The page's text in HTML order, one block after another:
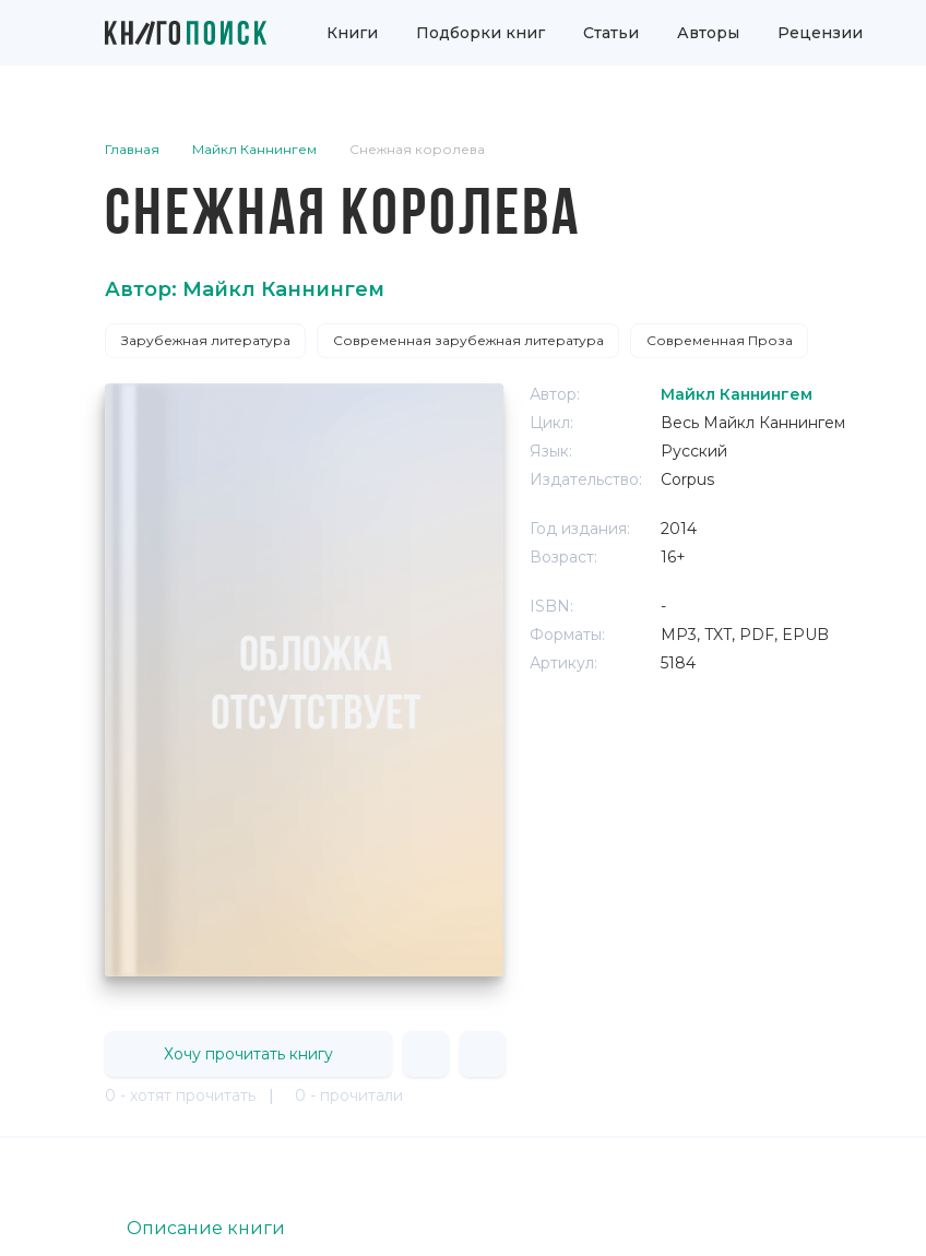
Книги Подборки книг Статьи Авторы Рецензии
Главная Майкл Каннингем Снежная королева
СНЕЖНАЯ КОРОЛЕВА
Автор: Майкл Каннингем
Зарубежная литература Современная зарубежная литература Современная Проза
Автор:
Майкл Каннингем
Цикл:
Весь Майкл Каннингем
Язык:
Русский
Издательство:
Corpus
Год издания:
2014
Возраст:
16+
ISBN:
-
Форматы:
MP3, TXT, PDF, EPUB
Артикул:
5184
Хочу прочитать книгу
0 - хотят прочитать | 0 - прочитали
Описание книги